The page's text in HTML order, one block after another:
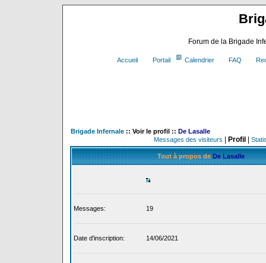
Forum de la Brigade
Accueil Portail Calendrier FAQ
Brigade Infernale:: Voir le profil :: De Lasalle
Messages des visiteurs
Profil
Tout à propos deDe Lasalle
Messages: 19
Date d'inscription: 14/06/2021